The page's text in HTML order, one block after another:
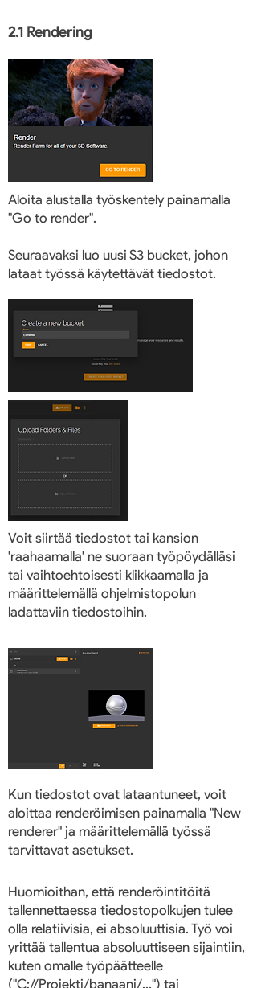
2.1 Rendering
Aloita alustalla työskentely painamalla
"Go to render".
Seuraavaksi luo uusi S3 bucket, johon
lataat työssä käytettävät tiedostot.
Voit siirtää tiedostot tai kansion
'raahaamalla' ne suoraan työpöydälläsi
tai vaihtoehtoisesti klikkaamalla ja
määrittelemällä ohjelmistopolun
ladattaviin tiedostoihin.
Kun tiedostot ovat lataantuneet, voit
aloittaa renderöimisen painamalla "New
renderer" ja määrittelemällä työssä
tarvittavat asetukset.
Huomioithan, että renderöintitöitä
tallennettaessa tiedostopolkujen tulee
olla relatiivisia, ei absoluuttisia. Työ voi
yrittää tallentua absoluuttiseen sijaintiin,
kuten omalle työpäätteelle
("C://Projekti/banaani/...") tai